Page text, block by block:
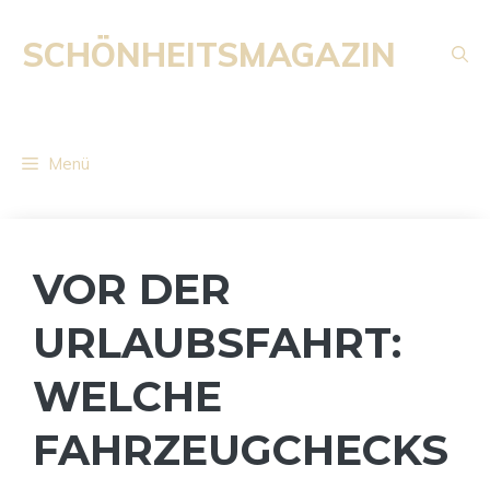
Inhalt
springen
SCHÖNHEITSMAGAZIN
Menü
VOR DER
URLAUBSFAHRT:
WELCHE
FAHRZEUGCHECKS